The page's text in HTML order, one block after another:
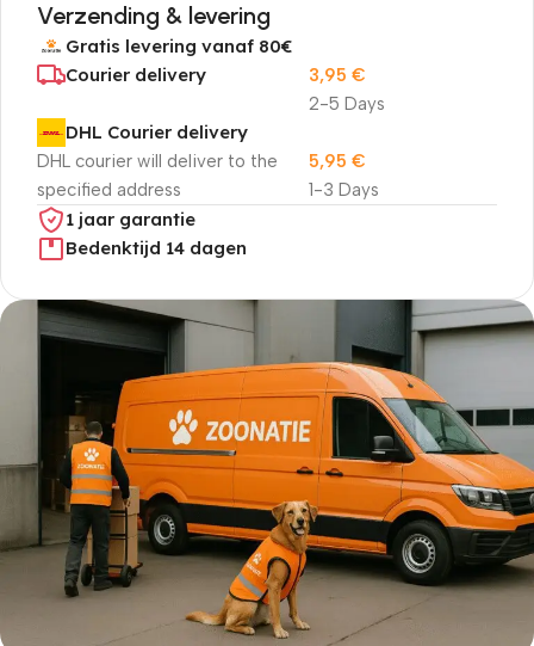
Verzending & levering
Gratis levering vanaf 80€
Courier delivery
2-5 Days
3,95 €
DHL Courier delivery
DHL courier will deliver to the
specified address
1-3 Days
5,95 €
1 jaar garantie
Bedenktijd 14 dagen